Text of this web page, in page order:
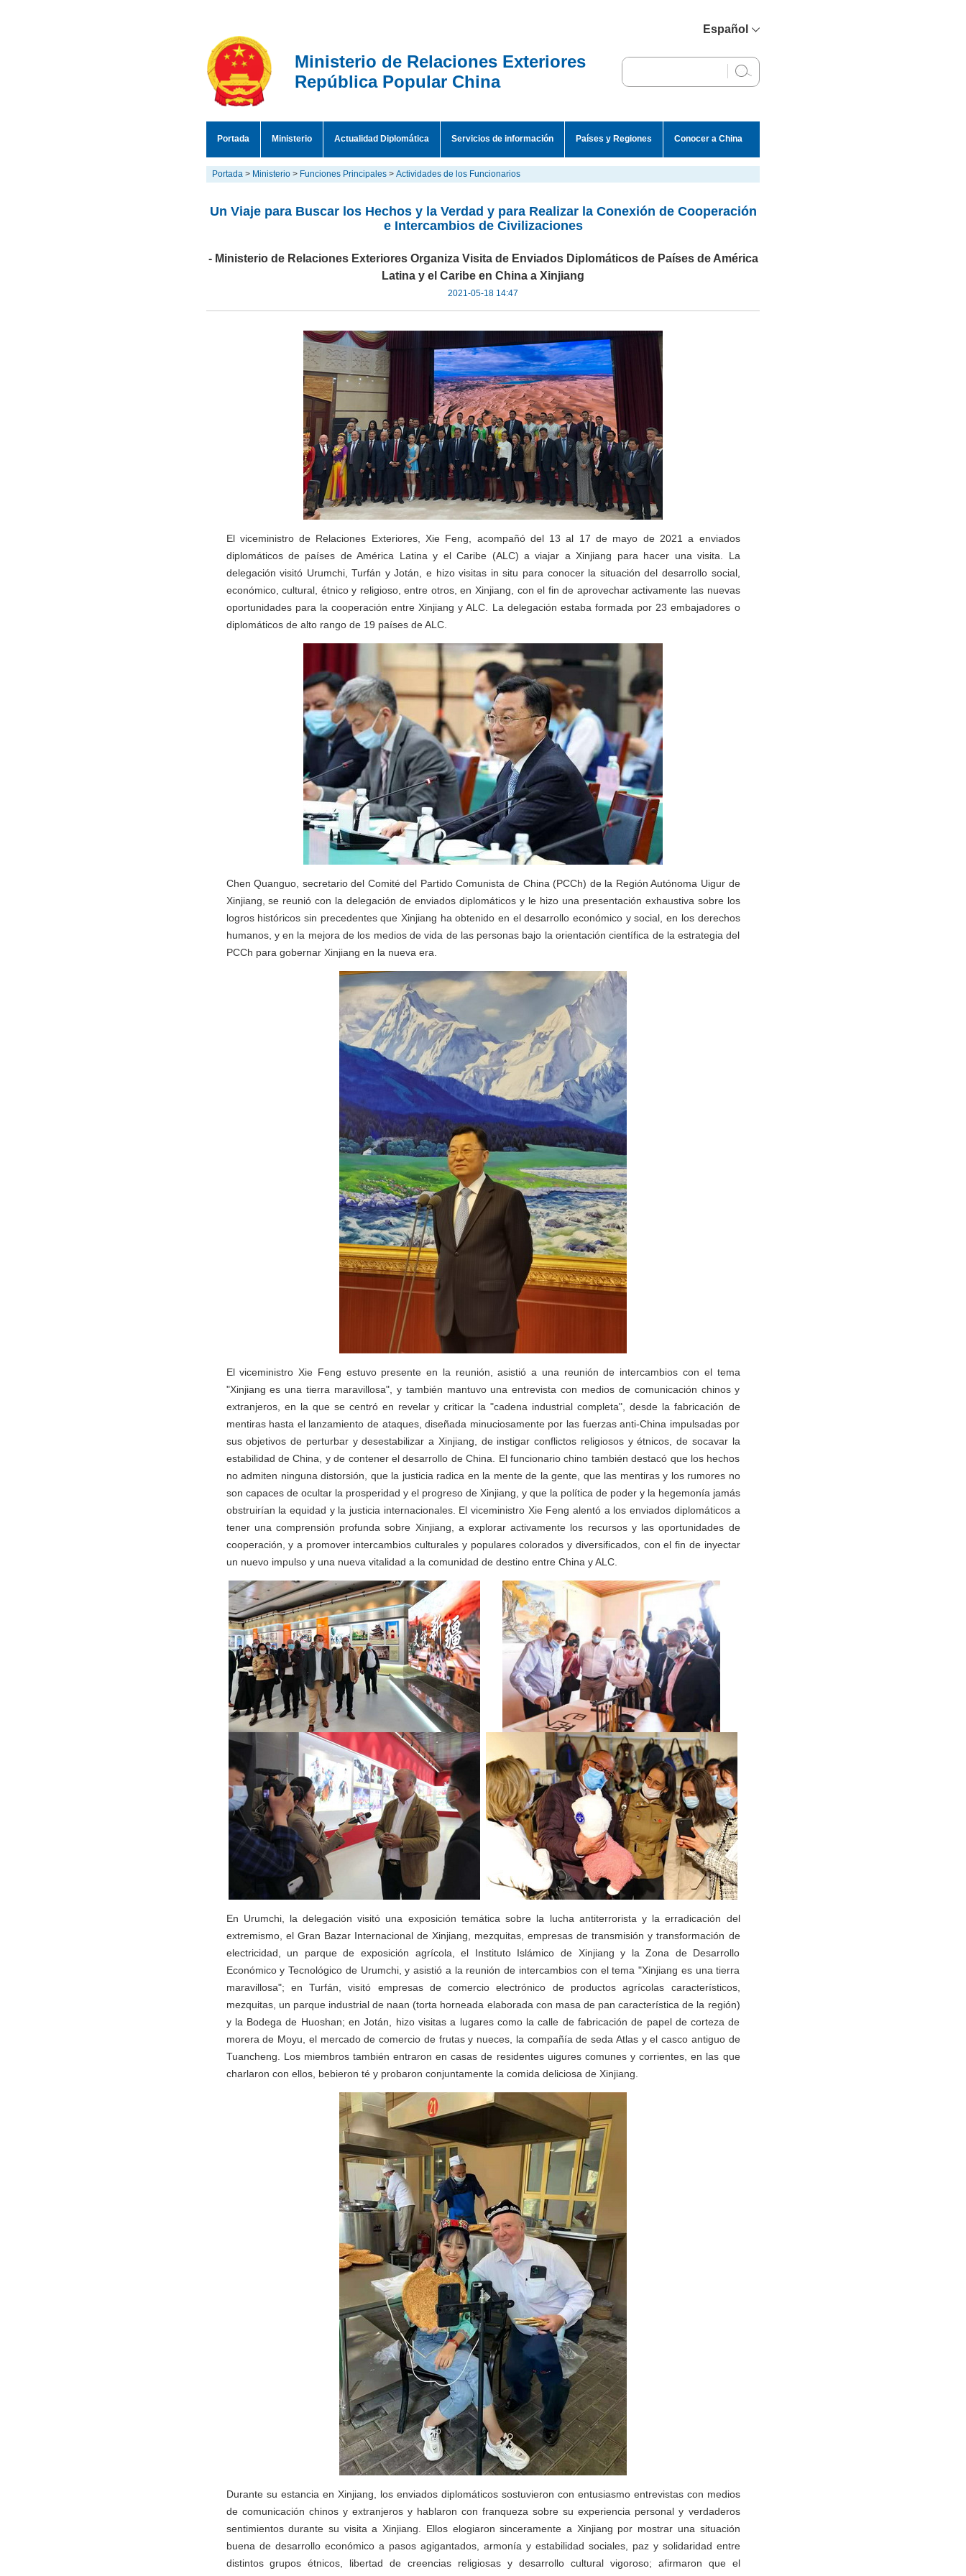
Español
English
Ministerio de Relaciones Exteriores
República Popular China
Portada Ministerio Actualidad Diplomática Servicios de información Países y Regiones Conocer a China
Portada > Ministerio > Funciones Principales > Actividades de los Funcionarios
Un Viaje para Buscar los Hechos y la Verdad y para Realizar la Conexión de Cooperación
e Intercambios de Civilizaciones
- Ministerio de Relaciones Exteriores Organiza Visita de Enviados Diplomáticos de Países de América
Latina y el Caribe en China a Xinjiang
2021-05-18 14:47
El viceministro de Relaciones Exteriores, Xie Feng, acompañó del 13 al 17 de mayo de 2021 a enviados
diplomáticos de países de América Latina y el Caribe (ALC) a viajar a Xinjiang para hacer una visita. La
delegación visitó Urumchi, Turfán y Jotán, e hizo visitas in situ para conocer la situación del desarrollo social,
económico, cultural, étnico y religioso, entre otros, en Xinjiang, con el fin de aprovechar activamente las nuevas
oportunidades para la cooperación entre Xinjiang y ALC. La delegación estaba formada por 23 embajadores o
diplomáticos de alto rango de 19 países de ALC.
Chen Quanguo, secretario del Comité del Partido Comunista de China (PCCh) de la Región Autónoma Uigur de
Xinjiang, se reunió con la delegación de enviados diplomáticos y le hizo una presentación exhaustiva sobre los
logros históricos sin precedentes que Xinjiang ha obtenido en el desarrollo económico y social, en los derechos
humanos, y en la mejora de los medios de vida de las personas bajo la orientación científica de la estrategia del
PCCh para gobernar Xinjiang en la nueva era.
El viceministro Xie Feng estuvo presente en la reunión, asistió a una reunión de intercambios con el tema
"Xinjiang es una tierra maravillosa", y también mantuvo una entrevista con medios de comunicación chinos y
extranjeros, en la que se centró en revelar y criticar la "cadena industrial completa", desde la fabricación de
mentiras hasta el lanzamiento de ataques, diseñada minuciosamente por las fuerzas anti-China impulsadas por
sus objetivos de perturbar y desestabilizar a Xinjiang, de instigar conflictos religiosos y étnicos, de socavar la
estabilidad de China, y de contener el desarrollo de China. El funcionario chino también destacó que los hechos
no admiten ninguna distorsión, que la justicia radica en la mente de la gente, que las mentiras y los rumores no
son capaces de ocultar la prosperidad y el progreso de Xinjiang, y que la política de poder y la hegemonía jamás
obstruirían la equidad y la justicia internacionales. El viceministro Xie Feng alentó a los enviados diplomáticos a
tener una comprensión profunda sobre Xinjiang, a explorar activamente los recursos y las oportunidades de
cooperación, y a promover intercambios culturales y populares colorados y diversificados, con el fin de inyectar
un nuevo impulso y una nueva vitalidad a la comunidad de destino entre China y ALC.
En Urumchi, la delegación visitó una exposición temática sobre la lucha antiterrorista y la erradicación del
extremismo, el Gran Bazar Internacional de Xinjiang, mezquitas, empresas de transmisión y transformación de
electricidad, un parque de exposición agrícola, el Instituto Islámico de Xinjiang y la Zona de Desarrollo
Económico y Tecnológico de Urumchi, y asistió a la reunión de intercambios con el tema "Xinjiang es una tierra
maravillosa"; en Turfán, visitó empresas de comercio electrónico de productos agrícolas característicos,
mezquitas, un parque industrial de naan (torta horneada elaborada con masa de pan característica de la región)
y la Bodega de Huoshan; en Jotán, hizo visitas a lugares como la calle de fabricación de papel de corteza de
morera de Moyu, el mercado de comercio de frutas y nueces, la compañía de seda Atlas y el casco antiguo de
Tuancheng. Los miembros también entraron en casas de residentes uigures comunes y corrientes, en las que
charlaron con ellos, bebieron té y probaron conjuntamente la comida deliciosa de Xinjiang.
Durante su estancia en Xinjiang, los enviados diplomáticos sostuvieron con entusiasmo entrevistas con medios
de comunicación chinos y extranjeros y hablaron con franqueza sobre su experiencia personal y verdaderos
sentimientos durante su visita a Xinjiang. Ellos elogiaron sinceramente a Xinjiang por mostrar una situación
buena de desarrollo económico a pasos agigantados, armonía y estabilidad sociales, paz y solidaridad entre
distintos grupos étnicos, libertad de creencias religiosas y desarrollo cultural vigoroso; afirmaron que el